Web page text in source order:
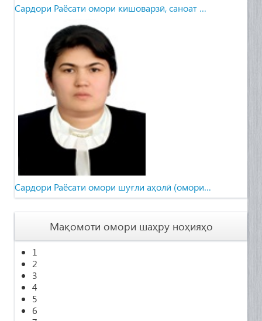
Сардори Раёсати омори кишоварзӣ, саноат …
Cардори Раёсати омори шуғли аҳолӣ (омори…
Мақомоти омори шаҳру ноҳияҳо
1
2
3
4
5
6